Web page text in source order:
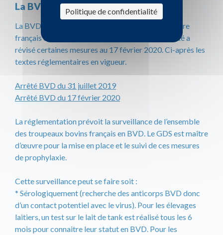
La BVD vers l’éradication
La BVD est réglementée sur l’ensemble du territoire
français depuis le 31 juillet 2019. Un second arrêté a
révisé certaines mesures au 17 février 2020. Ci-après les
textes réglementaires en vigueur.
Arrêté BVD du 31 juillet 2019
Arrêté BVD du 17 février 2020
La réglementation prévoit la surveillance de l’ensemble
des troupeaux bovins français en BVD. Le GDS est maître
d’œuvre pour la mise en place et le suivi de ces mesures
de prophylaxie.
Cette surveillance peut se faire soit :
* Sérologiquement (recherche des anticorps BVD donc
d’un contact potentiel avec le virus). Pour les élevages
laitiers, un test sur le lait de tank est réalisé tous les 6
mois pour connaitre leur statut en BVD. Pour les
Politique de confidentialité